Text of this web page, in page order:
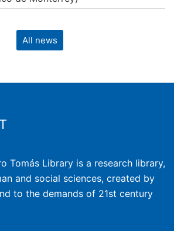
All news
Tomás Library is a research library,
and social sciences, created by
to the demands of 21st century